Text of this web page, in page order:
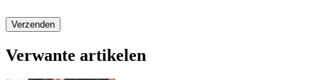
Verwante artikelen